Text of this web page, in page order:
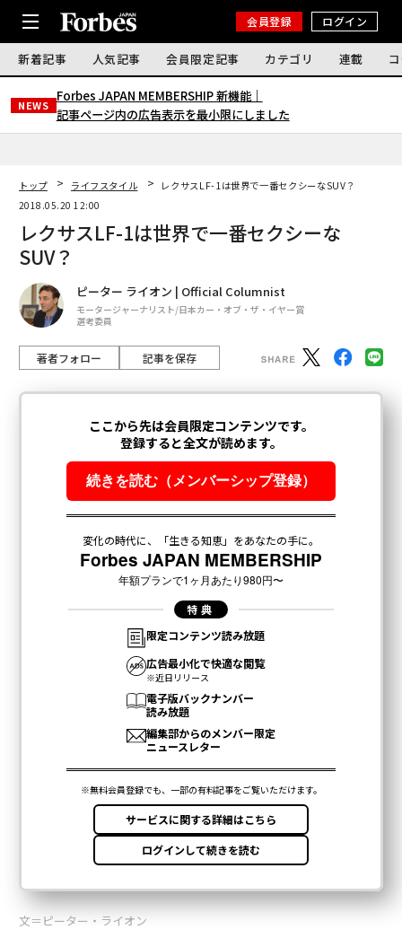
会員登録 ログイン
新着記事 人気記事 会員限定記事 カテゴリ 連載
NEWS
Forbes JAPAN MEMBERSHIP 新機能｜
記事ページ内の広告表示を最小限にしました
トップ ライフスタイル
レクサスLF-1は世界で一番セクシーなSUV？
2018.05.20 12:00
レクサスLF-1は世界で一番セクシーな
SUV？
ピーター ライオン | Official Columnist
モータージャーナリスト/日本カー・オブ・ザ・イヤー賞
選考委員
著者フォロー 記事を保存
文＝ピーター・ライオン